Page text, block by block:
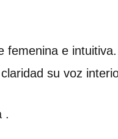
femenina e
su voz
.